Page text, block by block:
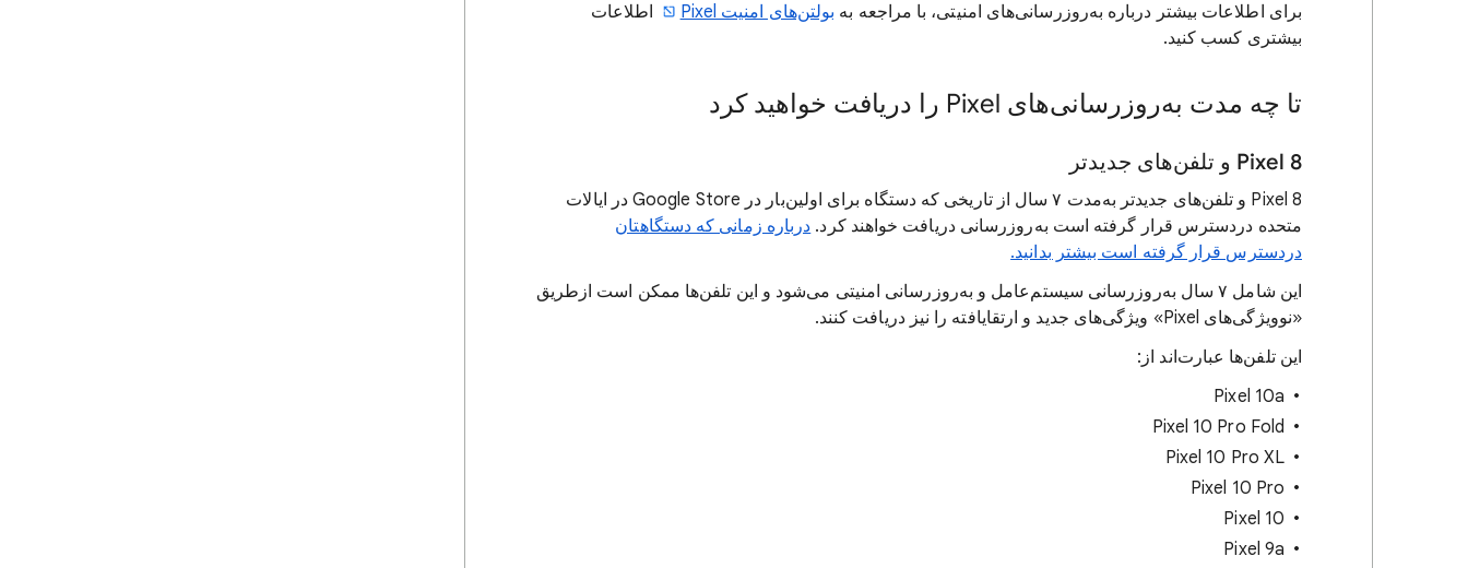
برای اطلاعات بیشتر درباره به‌روزرسانی‌های امنیتی، با مراجعه به بولتن‌های امنیت Pixel
اطلاعات
بیشتری کسب کنید.
تا چه مدت به‌روزرسانی‌های Pixel را دریافت خواهید کرد
‫Pixel 8 و تلفن‌های جدیدتر
‫Pixel 8 و تلفن‌های جدیدتر به‌مدت ۷ سال از تاریخی که دستگاه برای اولین‌بار در Google Store در ایالات
متحده دردسترس قرار گرفته است به‌روزرسانی دریافت خواهند کرد. درباره زمانی که دستگاهتان
دردسترس قرار گرفته است بیشتر بدانید.
این شامل ۷ سال به‌روزرسانی سیستم‌عامل و به‌روزرسانی امنیتی می‌شود و این تلفن‌ها ممکن است ازطریق
«نوویژگی‌های Pixel» ویژگی‌های جدید و ارتقایافته را نیز دریافت کنند.
این تلفن‌ها عبارت‌اند از:
Pixel 10a
Pixel 10 Pro Fold
Pixel 10 Pro XL
Pixel 10 Pro
Pixel 10
Pixel 9a